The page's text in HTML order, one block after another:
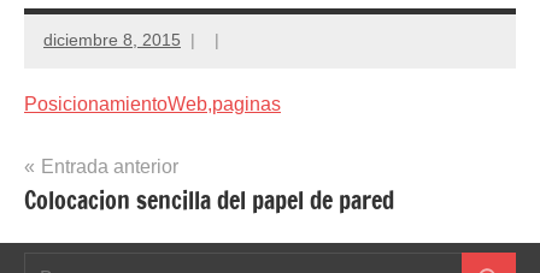
diciembre 8, 2015
PosicionamientoWeb,paginas
Navegación
de
entradas
Entrada anterior
Colocacion sencilla del papel de pared